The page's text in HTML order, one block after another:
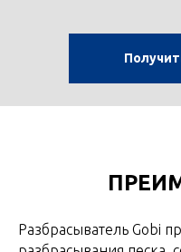
Разбрасыватель Gobi